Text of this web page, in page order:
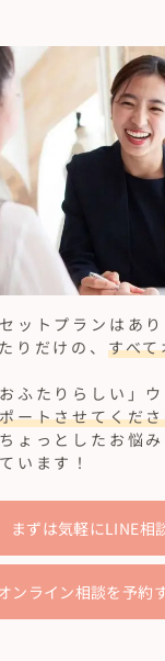
ットプランはあ
りだけの、 すべ
ふたりらしい」
ートさせてくだ
ょっとしたお悩
います！
まずは気軽にLINE相
ンライン相談を予約